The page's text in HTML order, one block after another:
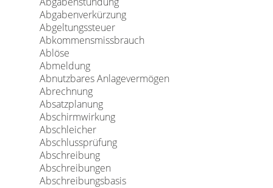
Abgabenverkürzung
Abgeltungssteuer
Abkommensmissbrauch
Ablöse
Abmeldung
Abnutzbares Anlagevermögen
Abrechnung
Absatzplanung
Abschirmwirkung
Abschleicher
Abschlussprüfung
Abschreibung
Abschreibungen
Abschreibungsbasis